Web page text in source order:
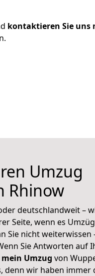
kontaktieren Sie uns
Umzug
Rhinow
deutschlandweit –
Seite, wenn es
Sie nicht weiterwissen
Sie Antworten auf
Umzug von
denn wir haben immer